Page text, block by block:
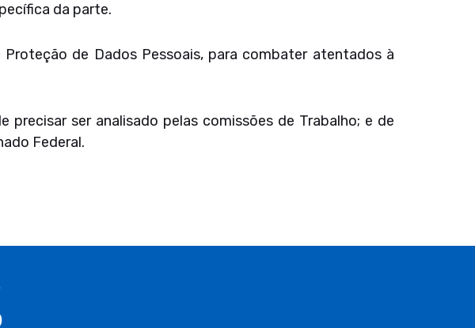
da parte.
Proteção de Dados Pessoais, para combater atentados à
ser analisado pelas comissões de Trabalho; e de
Federal.